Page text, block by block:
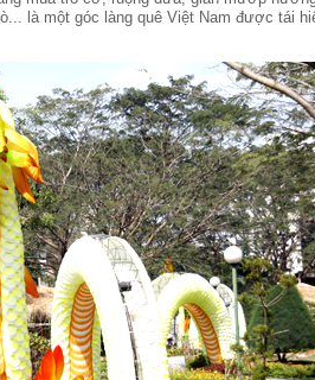
... là một góc làng quê Việt Nam được tái hi